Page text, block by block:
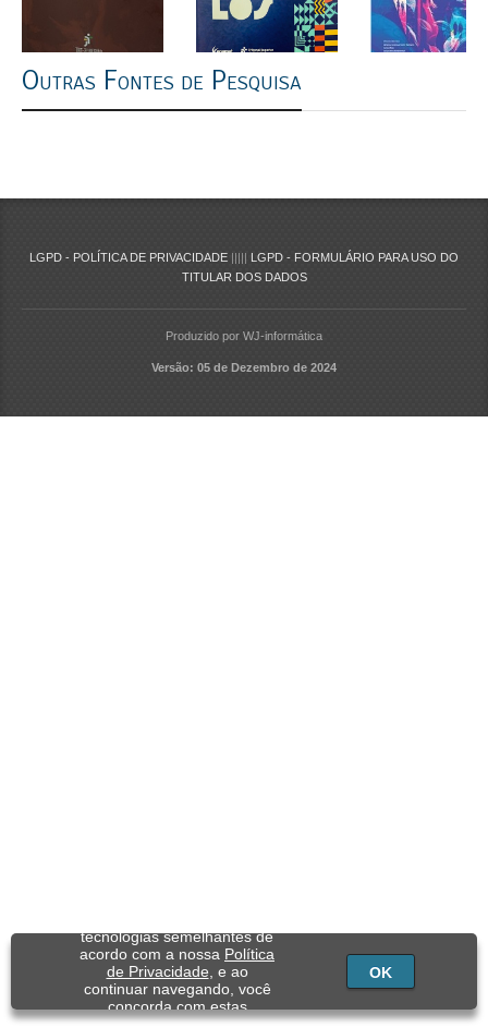
tecnologias semelhantes de
acordo com a nossa Política
de Privacidade , e ao
continuar navegando, você
concorda com estas
OK
Outras Fontes de Pesquisa
LGPD - POLÍTICA DE PRIVACIDADE ||||| LGPD - FORMULÁRIO PARA USO DO
TITULAR DOS DADOS
Produzido por WJ-informática
Versão: 05 de Dezembro de 2024